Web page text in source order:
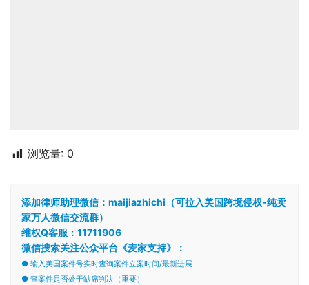
浏览量: 0
添加律师助理微信：maijiazhichi（可拉入美国跨境侵权-纯卖
家万人微信交流群）
维权Q客服：11711906
微信搜索关注公众平台《麦家支持》：
● 输入美国案件号实时查询案件立案时间/最新进展
● 查案件是否处于缺席判决（重要）